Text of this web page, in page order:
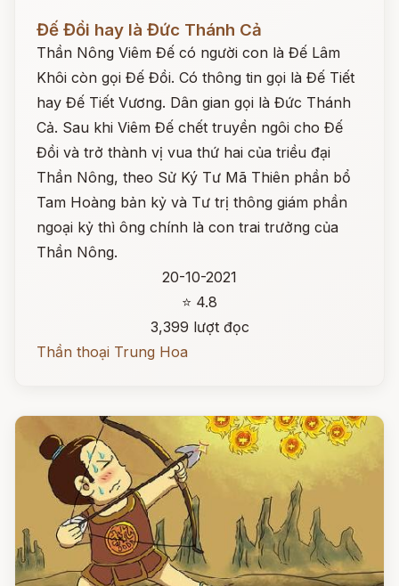
Đọc ngay
Đế Đồi hay là Đức Thánh Cả
Thần Nông Viêm Đế có người con là Đế Lâm
Khôi còn gọi Đế Đồi. Có thông tin gọi là Đế Tiết
hay Đế Tiết Vương. Dân gian gọi là Đức Thánh
Cả. Sau khi Viêm Đế chết truyền ngôi cho Đế
Đồi và trở thành vị vua thứ hai của triều đại
Thần Nông, theo Sử Ký Tư Mã Thiên phần bổ
Tam Hoàng bản kỷ và Tư trị thông giám phần
ngoại kỷ thì ông chính là con trai trưởng của
Thần Nông.
20-10-2021
⭐ 4.8
3,399 lượt đọc
Thần thoại Trung Hoa